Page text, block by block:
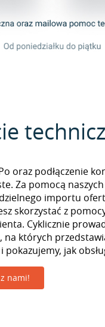
oraz podłączenie
Za pomocą
importu
skorzystać z
Cyklicznie
na których
jak
nami!